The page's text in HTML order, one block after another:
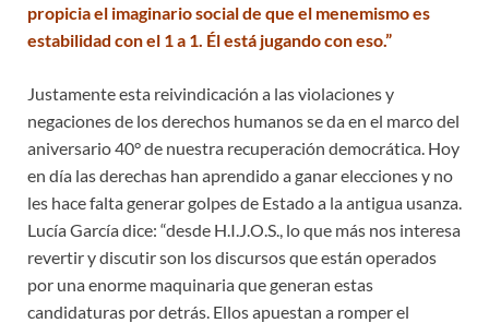
propicia el imaginario social de que el menemismo es
estabilidad con el 1 a 1. Él está jugando con eso.”
Justamente esta reivindicación a las violaciones y
negaciones de los derechos humanos se da en el marco del
aniversario 40° de nuestra recuperación democrática. Hoy
en día las derechas han aprendido a ganar elecciones y no
les hace falta generar golpes de Estado a la antigua usanza.
Lucía García dice: “desde H.I.J.O.S., lo que más nos interesa
revertir y discutir son los discursos que están operados
por una enorme maquinaria que generan estas
candidaturas por detrás. Ellos apuestan a romper el